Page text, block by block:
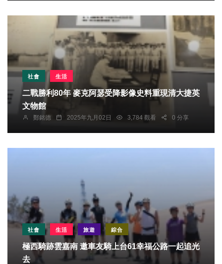
社會 生活
二戰勝利80年 麥克阿瑟受降影像史料重現清大捷英
文物館
鄭銘德 2025年九月02日 3,784 觀看 0 分享
社會 生活 旅遊 綜合
極西騎跡雲嘉南 邀車友騎上台61幸福公路一起追光
去